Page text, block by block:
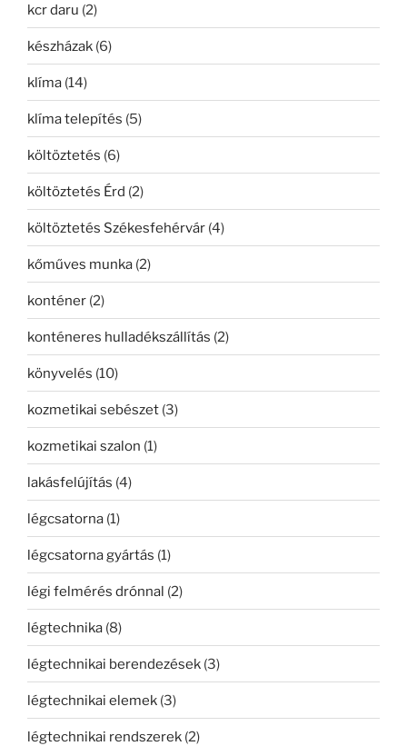
kcr daru (2)
készházak (6)
klíma (14)
klíma telepítés (5)
költöztetés (6)
költöztetés Érd (2)
költöztetés Székesfehérvár (4)
kőműves munka (2)
konténer (2)
konténeres hulladékszállítás (2)
könyvelés (10)
kozmetikai sebészet (3)
kozmetikai szalon (1)
lakásfelújítás (4)
légcsatorna (1)
légcsatorna gyártás (1)
légi felmérés drónnal (2)
légtechnika (8)
légtechnikai berendezések (3)
légtechnikai elemek (3)
légtechnikai rendszerek (2)